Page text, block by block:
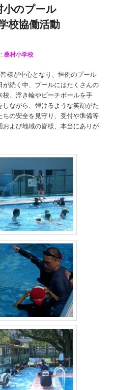
小のプール
校協働活動
:桑村小学校
様が中心となり、恒例のプール
続く中、プールにはたくさんの
。浮き輪やビーチボールを手
ながら、弾けるような笑顔がた
ちの安全を見守り、受付や準備等
よび地域の皆様、本当にありが